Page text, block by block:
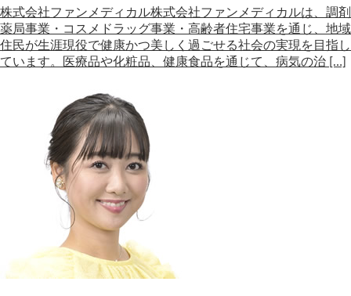
株式会社ファンメディカル株式会社ファンメディカルは、調剤
薬局事業・コスメドラッグ事業・高齢者住宅事業を通じ、地域
住民が生涯現役で健康かつ美しく過ごせる社会の実現を目指し
ています。医療品や化粧品、健康食品を通じて、病気の治 […]